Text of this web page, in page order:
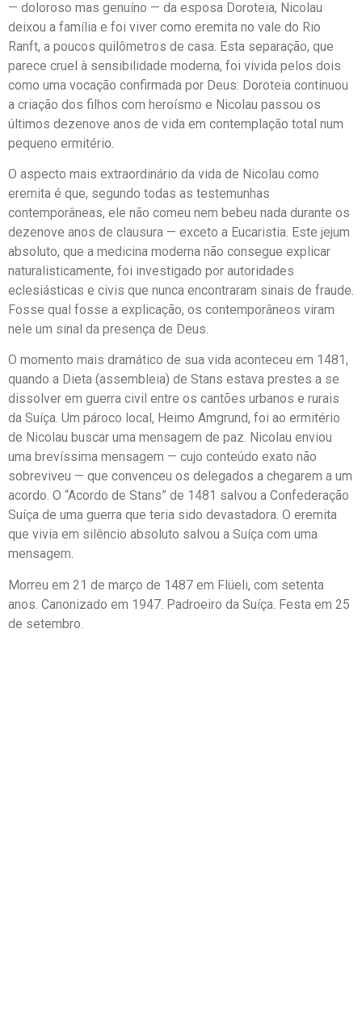
— doloroso mas genuíno — da esposa Doroteia, Nicolau
deixou a família e foi viver como eremita no vale do Rio
Ranft, a poucos quilômetros de casa. Esta separação, que
parece cruel à sensibilidade moderna, foi vivida pelos dois
como uma vocação confirmada por Deus: Doroteia continuou
a criação dos filhos com heroísmo e Nicolau passou os
últimos dezenove anos de vida em contemplação total num
pequeno ermitério.
O aspecto mais extraordinário da vida de Nicolau como
eremita é que, segundo todas as testemunhas
contemporâneas, ele não comeu nem bebeu nada durante os
dezenove anos de clausura — exceto a Eucaristia. Este jejum
absoluto, que a medicina moderna não consegue explicar
naturalisticamente, foi investigado por autoridades
eclesiásticas e civis que nunca encontraram sinais de fraude.
Fosse qual fosse a explicação, os contemporâneos viram
nele um sinal da presença de Deus.
O momento mais dramático de sua vida aconteceu em 1481,
quando a Dieta (assembleia) de Stans estava prestes a se
dissolver em guerra civil entre os cantões urbanos e rurais
da Suíça. Um pároco local, Heimo Amgrund, foi ao ermitério
de Nicolau buscar uma mensagem de paz. Nicolau enviou
uma brevíssima mensagem — cujo conteúdo exato não
sobreviveu — que convenceu os delegados a chegarem a um
acordo. O “Acordo de Stans” de 1481 salvou a Confederação
Suíça de uma guerra que teria sido devastadora. O eremita
que vivia em silêncio absoluto salvou a Suíça com uma
mensagem.
Morreu em 21 de março de 1487 em Flüeli, com setenta
anos. Canonizado em 1947. Padroeiro da Suíça. Festa em 25
de setembro.